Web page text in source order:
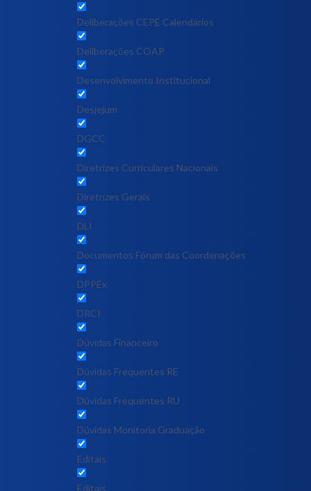
Deliberações CEPE Calendários
Deliberações COAP
Desenvolvimento Institucional
Desjejum
DGCC
Diretrizes Curriculares Nacionais
Diretrizes Gerais
DLI
Documentos Fórum das Coordenações
DPPEx
DRCI
Dúvidas Financeiro
Dúvidas Frequentes RE
Dúvidas Frequentes RU
Dúvidas Monitoria Graduação
Editais
Editais